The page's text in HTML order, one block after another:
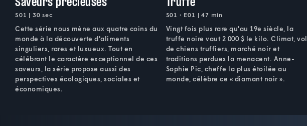
S01 | 30 sec
Cette série nous mène aux quatre coins du
monde à la découverte d'aliments
singuliers, rares et luxueux. Tout en
célébrant le caractère exceptionnel de ces
saveurs, la série propose aussi des
perspectives écologiques, sociales et
économiques.
S01 • E01 | 47 min
Vingt fois plus rare qu'au 19e siècle, la
truffe noire vaut 2 000 $ le kilo. Climat, vol
de chiens truffiers, marché noir et
traditions perdues la menacent. Anne-
Sophie Pic, cheffe la plus étoilée au
monde, célèbre ce « diamant noir ».